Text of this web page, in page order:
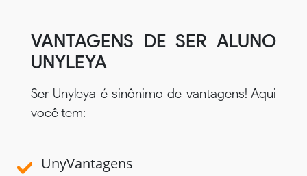
VANTAGENS DE SER ALUNO
UNYLEYA
Ser Unyleya é sinônimo de vantagens! Aqui
você tem:
UnyVantagens